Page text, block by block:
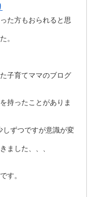
た方もおられると思
。
子育てママのブログ
持ったことがありま
しずつですが意識が変
ました、、、
す。